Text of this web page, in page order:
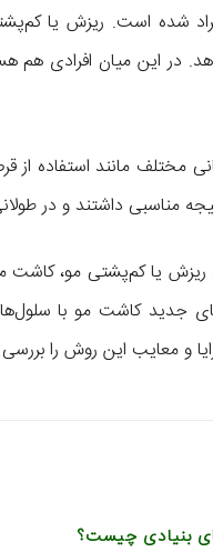
شده است. ریزش یا
در این میان افرادی
مانند استفاده از
مناسبی داشتند و در
جدید کاشت مو با
و معایب این روش را
بنیادی چیست؟